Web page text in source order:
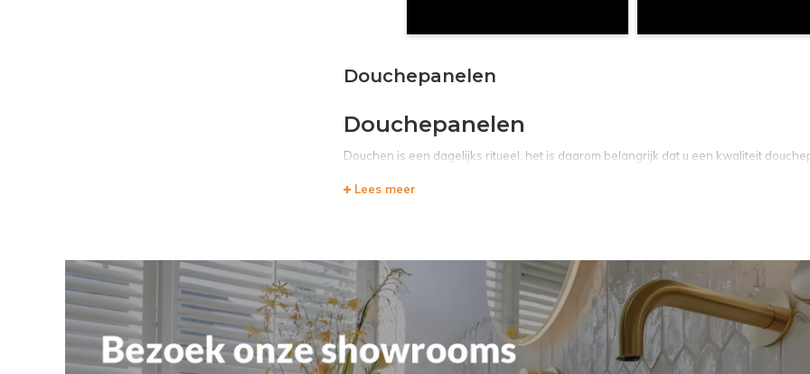
Douchepanelen
Douchepanelen
Douchen is een dagelijks ritueel, het is daarom belangrijk dat u een kwaliteit
Wat is een douchepaneel?
Een douchepaneel wordt ook wel een douchekolom genoemd. Dit is een complete
waterval douche, verschillende massagejets, een handdouche met slang en een
Lees meer